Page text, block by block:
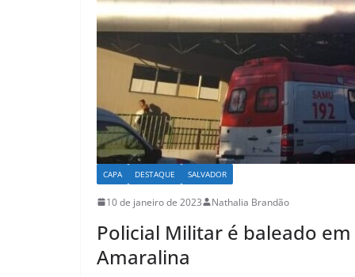
CAPA DESTAQUE SALVADOR
10 de janeiro de 2023 Nathalia Brandão
Policial Militar é baleado
Amaralina